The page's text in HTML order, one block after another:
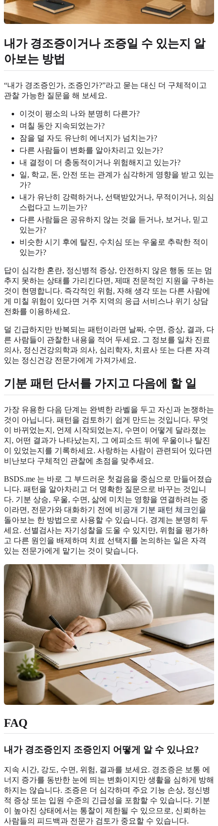
내가 경조증이거나 조증일 수 있는지 알
아보는 방법
“내가 경조증인가, 조증인가?”라고 묻는 대신 더 구체적이고
관찰 가능한 질문을 해 보세요.
이것이 평소의 나와 분명히 다른가?
며칠 동안 지속되었는가?
잠을 덜 자도 유난히 에너지가 넘치는가?
다른 사람들이 변화를 알아차리고 있는가?
내 결정이 더 충동적이거나 위험해지고 있는가?
일, 학교, 돈, 안전 또는 관계가 심각하게 영향을 받고 있는
가?
내가 유난히 강력하거나, 선택받았거나, 무적이거나, 의심
스럽다고 느끼는가?
다른 사람들은 공유하지 않는 것을 듣거나, 보거나, 믿고
있는가?
비슷한 시기 후에 탈진, 수치심 또는 우울로 추락한 적이
있는가?
답이 심각한 혼란, 정신병적 증상, 안전하지 않은 행동 또는 멈
추지 못하는 상태를 가리킨다면, 제때 전문적인 지원을 구하는
것이 현명합니다. 즉각적인 위험, 자해 생각 또는 다른 사람에
게 미칠 위험이 있다면 거주 지역의 응급 서비스나 위기 상담
전화를 이용하세요.
덜 긴급하지만 반복되는 패턴이라면 날짜, 수면, 증상, 결과, 다
른 사람들이 관찰한 내용을 적어 두세요. 그 정보를 일차 진료
의사, 정신건강의학과 의사, 심리학자, 치료사 또는 다른 자격
있는 정신건강 전문가에게 가져가세요.
기분 패턴 단서를 가지고 다음에 할 일
가장 유용한 다음 단계는 완벽한 라벨을 두고 자신과 논쟁하는
것이 아닙니다. 패턴을 검토하기 쉽게 만드는 것입니다. 무엇
이 바뀌었는지, 언제 시작되었는지, 수면이 어떻게 달라졌는
지, 어떤 결과가 나타났는지, 그 에피소드 뒤에 우울이나 탈진
이 있었는지를 기록하세요. 사랑하는 사람이 관련되어 있다면
비난보다 구체적인 관찰에 초점을 맞추세요.
BSDS.me 는 바로 그 부드러운 첫걸음을 중심으로 만들어졌습
니다. 패턴을 알아차리고 더 명확한 질문으로 바꾸는 것입니
다. 기분 상승, 우울, 수면, 삶에 미치는 영향을 연결하려는 중
이라면, 전문가와 대화하기 전에 비공개 기분 패턴 체크인을
돌아보는 한 방법으로 사용할 수 있습니다. 경계는 분명히 두
세요. 선별검사는 자기성찰을 도울 수 있지만, 위험을 평가하
고 다른 원인을 배제하며 치료 선택지를 논의하는 일은 자격
있는 전문가에게 맡기는 것이 맞습니다.
FAQ
내가 경조증인지 조증인지 어떻게 알 수 있나요?
지속 시간, 강도, 수면, 위험, 결과를 보세요. 경조증은 보통 에
너지 증가를 동반한 눈에 띄는 변화이지만 생활을 심하게 방해
하지는 않습니다. 조증은 더 심각하며 주요 기능 손상, 정신병
적 증상 또는 입원 수준의 긴급성을 포함할 수 있습니다. 기분
이 높아진 상태에서는 통찰이 제한될 수 있으므로, 신뢰하는
사람들의 피드백과 전문가 검토가 중요할 수 있습니다.